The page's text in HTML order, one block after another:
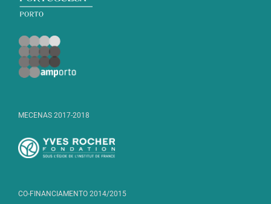
MECENAS 2017-2018
CO-FINANCIAMENTO 2014/2015